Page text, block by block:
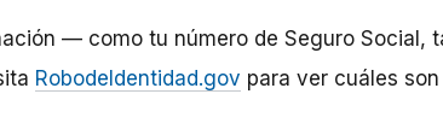
— como tu número de Seguro Social,
RobodeIdentidad.gov para ver cuáles son